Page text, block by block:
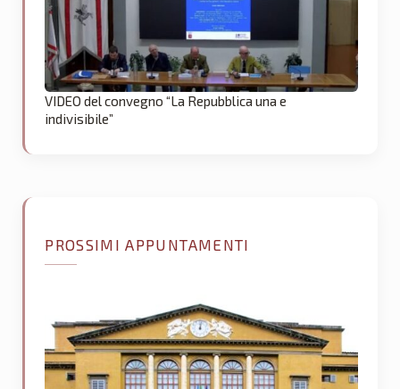
VIDEO del convegno “La Repubblica una e
indivisibile”
PROSSIMI APPUNTAMENTI